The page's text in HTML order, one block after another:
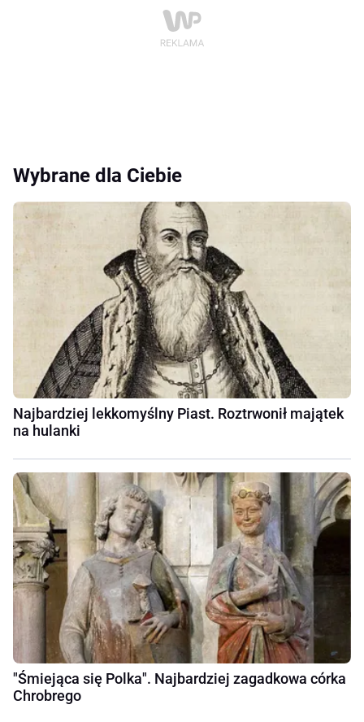
Wybrane dla Ciebie
Najbardziej lekkomyślny Piast. Roztrwonił majątek
na hulanki
"Śmiejąca się Polka". Najbardziej zagadkowa córka
Chrobrego